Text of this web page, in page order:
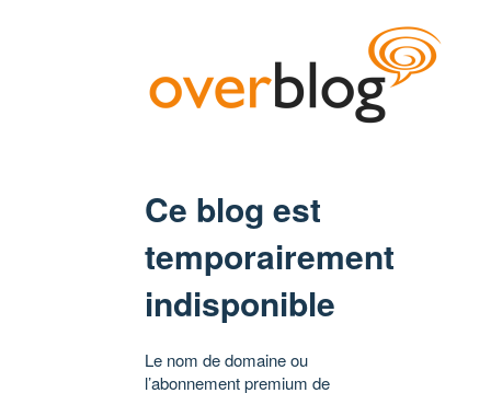
Ce blog est
temporairement
indisponible
Le nom de domaine ou
l’abonnement premium de